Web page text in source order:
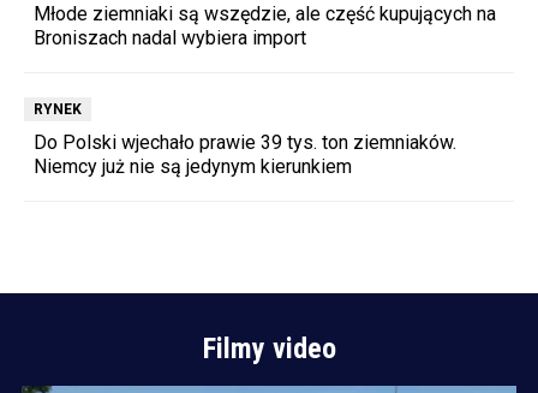
Młode ziemniaki są wszędzie, ale część kupujących na
Broniszach nadal wybiera import
RYNEK
Do Polski wjechało prawie 39 tys. ton ziemniaków.
Niemcy już nie są jedynym kierunkiem
Filmy video